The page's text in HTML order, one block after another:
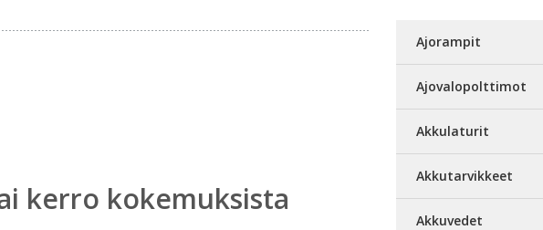
kerro kokemuksista
Ajorampit
Ajovalopolttimot
Akkulaturit
Akkutarvikkeet
Akkuvedet